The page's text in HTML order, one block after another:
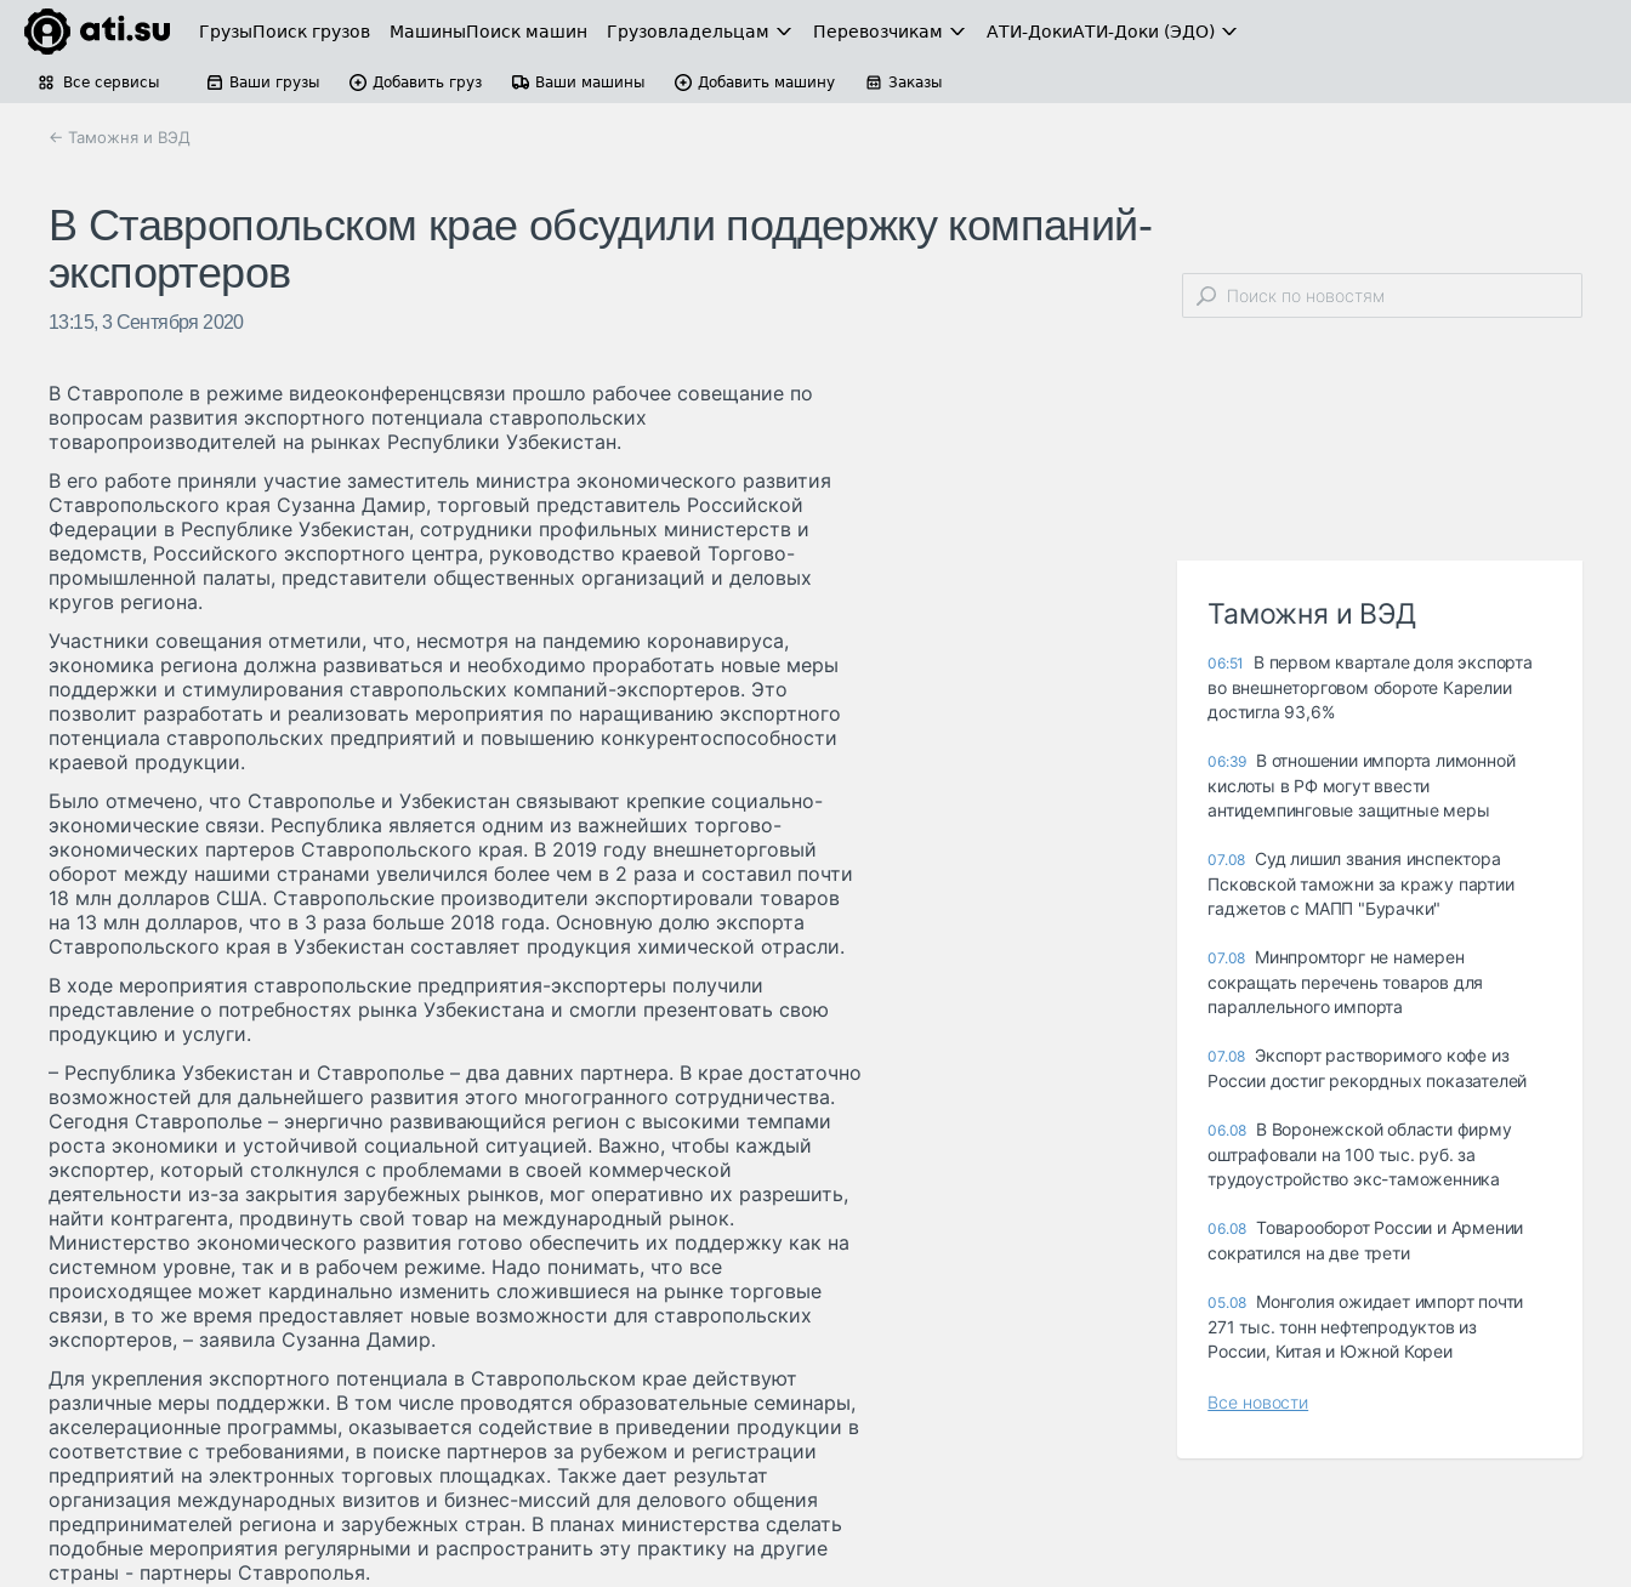
ГрузыПоиск грузов МашиныПоиск машин Грузовладельцам Перевозчикам АТИ-ДокиАТИ-Доки (ЭДО)
Все сервисы Ваши грузы Добавить груз Ваши машины Добавить машину Заказы
← Таможня и ВЭД
В Ставропольском крае обсудили поддержку компаний-
экспортеров
13:15, 3 Сентября 2020
В Ставрополе в режиме видеоконференцсвязи прошло рабочее совещание по
вопросам развития экспортного потенциала ставропольских
товаропроизводителей на рынках Республики Узбекистан.
В его работе приняли участие заместитель министра экономического развития
Ставропольского края Сузанна Дамир, торговый представитель Российской
Федерации в Республике Узбекистан, сотрудники профильных министерств и
ведомств, Российского экспортного центра, руководство краевой Торгово-
промышленной палаты, представители общественных организаций и деловых
кругов региона.
Участники совещания отметили, что, несмотря на пандемию коронавируса,
экономика региона должна развиваться и необходимо проработать новые меры
поддержки и стимулирования ставропольских компаний-экспортеров. Это
позволит разработать и реализовать мероприятия по наращиванию экспортного
потенциала ставропольских предприятий и повышению конкурентоспособности
краевой продукции.
Было отмечено, что Ставрополье и Узбекистан связывают крепкие социально-
экономические связи. Республика является одним из важнейших торгово-
экономических партеров Ставропольского края. В 2019 году внешнеторговый
оборот между нашими странами увеличился более чем в 2 раза и составил почти
18 млн долларов США. Ставропольские производители экспортировали товаров
на 13 млн долларов, что в 3 раза больше 2018 года. Основную долю экспорта
Ставропольского края в Узбекистан составляет продукция химической отрасли.
В ходе мероприятия ставропольские предприятия-экспортеры получили
представление о потребностях рынка Узбекистана и смогли презентовать свою
продукцию и услуги.
– Республика Узбекистан и Ставрополье – два давних партнера. В крае достаточно
возможностей для дальнейшего развития этого многогранного сотрудничества.
Сегодня Ставрополье – энергично развивающийся регион с высокими темпами
роста экономики и устойчивой социальной ситуацией. Важно, чтобы каждый
экспортер, который столкнулся с проблемами в своей коммерческой
деятельности из-за закрытия зарубежных рынков, мог оперативно их разрешить,
найти контрагента, продвинуть свой товар на международный рынок.
Министерство экономического развития готово обеспечить их поддержку как на
системном уровне, так и в рабочем режиме. Надо понимать, что все
происходящее может кардинально изменить сложившиеся на рынке торговые
связи, в то же время предоставляет новые возможности для ставропольских
экспортеров, – заявила Сузанна Дамир.
Для укрепления экспортного потенциала в Ставропольском крае действуют
различные меры поддержки. В том числе проводятся образовательные семинары,
акселерационные программы, оказывается содействие в приведении продукции в
соответствие с требованиями, в поиске партнеров за рубежом и регистрации
предприятий на электронных торговых площадках. Также дает результат
организация международных визитов и бизнес-миссий для делового общения
предпринимателей региона и зарубежных стран. В планах министерства сделать
подобные мероприятия регулярными и распространить эту практику на другие
страны - партнеры Ставрополья.
Таможня и ВЭД
06:51
В первом квартале доля экспорта
во внешнеторговом обороте Карелии
достигла 93,6%
06:39 В отношении импорта лимонной
кислоты в РФ могут ввести
антидемпинговые защитные меры
07.08 Суд лишил звания инспектора
Псковской таможни за кражу партии
гаджетов с МАПП "Бурачки"
07.08 Минпромторг не намерен
сокращать перечень товаров для
параллельного импорта
07.08 Экспорт растворимого кофе из
России достиг рекордных показателей
06.08 В Воронежской области фирму
оштрафовали на 100 тыс. руб. за
трудоустройство экс-таможенника
06.08 Товарооборот России и Армении
сократился на две трети
05.08 Монголия ожидает импорт почти
271 тыс. тонн нефтепродуктов из
России, Китая и Южной Кореи
Все новости